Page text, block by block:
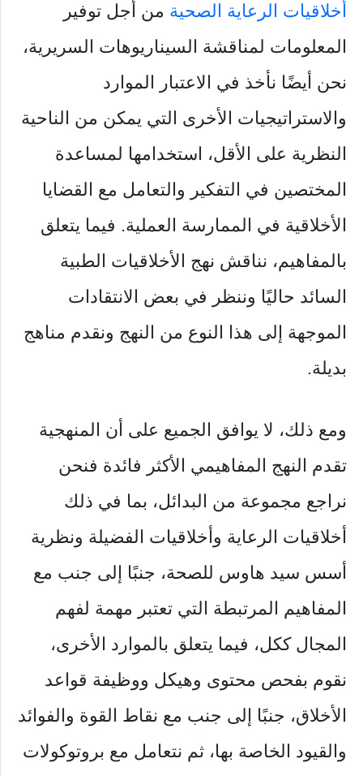
أخلاقيات الرعاية الصحية من أجل توفير
المعلومات لمناقشة السيناريوهات السريرية،
نحن أيضًا نأخذ في الاعتبار الموارد
والاستراتيجيات الأخرى التي يمكن من الناحية
النظرية على الأقل، استخدامها لمساعدة
المختصين في التفكير والتعامل مع القضايا
الأخلاقية في الممارسة العملية. فيما يتعلق
بالمفاهيم، نناقش نهج الأخلاقيات الطبية
السائد حاليًا وننظر في بعض الانتقادات
الموجهة إلى هذا النوع من النهج ونقدم مناهج
بديلة.
ومع ذلك، لا يوافق الجميع على أن المنهجية
تقدم النهج المفاهيمي الأكثر فائدة فنحن
نراجع مجموعة من البدائل، بما في ذلك
أخلاقيات الرعاية وأخلاقيات الفضيلة ونظرية
أسس سيد هاوس للصحة، جنبًا إلى جنب مع
المفاهيم المرتبطة التي تعتبر مهمة لفهم
المجال ككل، فيما يتعلق بالموارد الأخرى،
نقوم بفحص محتوى وهيكل ووظيفة قواعد
الأخلاق، جنبًا إلى جنب مع نقاط القوة والفوائد
والقيود الخاصة بها، ثم نتعامل مع بروتوكولات